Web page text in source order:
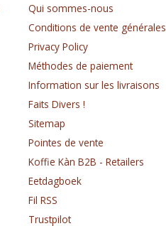
Qui sommes-nous
Conditions de vente générales
Privacy Policy
Méthodes de paiement
Information sur les livraisons
Faits Divers !
Sitemap
Pointes de vente
Koffie Kàn B2B - Retailers
Eetdagboek
Fil RSS
Trustpilot